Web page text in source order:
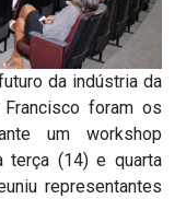
da indústria da
foram os
um workshop
terça (14) e quarta
representantes